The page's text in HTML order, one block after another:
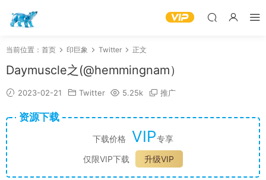
当前位置： 首页 印巨象 Twitter 正文
Daymuscle之(@hemmingnam）
2023-02-21 Twitter 5.25k 推广
资源下载
下载价格 VIP专享
仅限VIP下载
升级VIP